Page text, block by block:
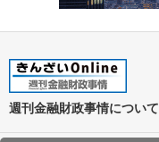
週刊金融財政事情について